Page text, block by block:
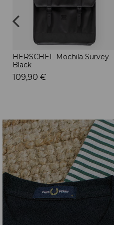
HERSCHEL Mochila Survey -
Black
109,90 €